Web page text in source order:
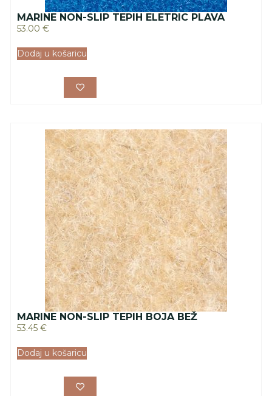
MARINE NON-SLIP TEPIH ELETRIC PLAVA
53.00 €
Dodaj u košaricu
MARINE NON-SLIP TEPIH BOJA BEŽ
53.45 €
Dodaj u košaricu